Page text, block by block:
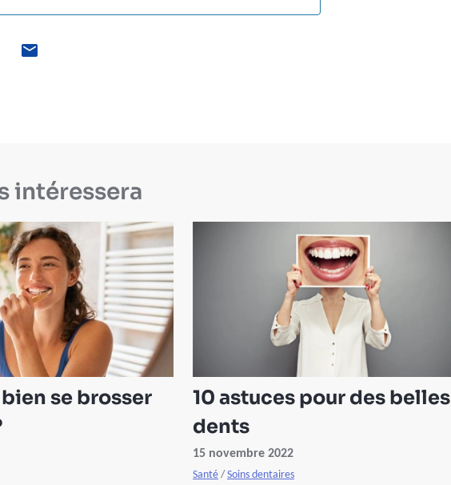
intéressera
se brosser
10 astuces pour des belles
dents
15 novembre 2022
Santé / Soins dentaires